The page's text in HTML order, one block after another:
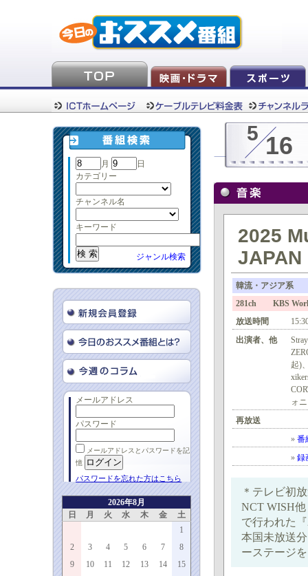
月
日
カテゴリー
チャンネル名
キーワード
ジャンル検索
メールアドレス
パスワード
メールアドレスとパスワードを記
憶
パスワードを忘れた方はこちら
2026年8月
日
月 火 水 木 金
土
1
2
3 4 5 6 7
8
9
10 11 12 13 14
15
5 16
2025
JAPAN
韓流・アジア系
281ch KBS
放送時間
出演者、他
起)
ォ
再放送
» 番
» 録
＊テレビ初
NCT WISH
で行われた
本国未放送
ーステージ